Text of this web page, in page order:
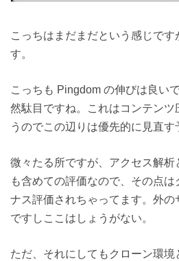
こっちはまだまだという感じで
す。
こっちも Pingdom の伸びは良い
然駄目ですね。これはコンテン
うのでこの辺りは優先的に見直す
微々たる所ですが、アクセス解
も含めての評価なので、その点
ナス評価されちゃってます。外
ですしここはしょうがない。
ただ、それにしてもクローン環境